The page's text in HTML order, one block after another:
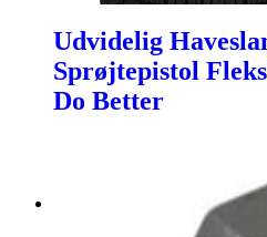
Udvidelig
Sprøjtepistol
Do Better